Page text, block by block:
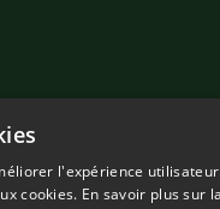
l'expérience
cookies. En savoir plus sur